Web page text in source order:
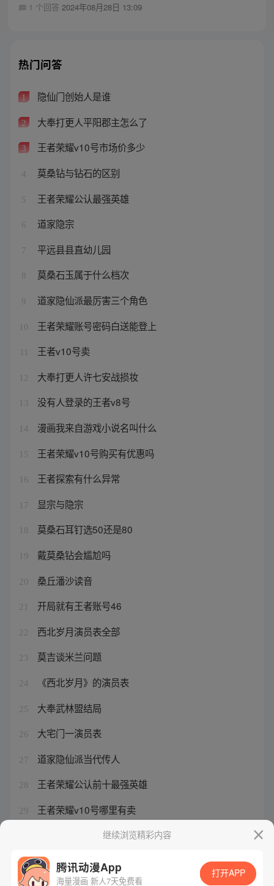
1 个回答 2024年08月28日 13:09
热门问答
1 隐仙门创始人是谁
2 大奉打更人平阳郡主怎么了
3 王者荣耀v10号市场价多少
4 莫桑钻与钻石的区别
5 王者荣耀公认最强英雄
6 道家隐宗
7 平远县县直幼儿园
8 莫桑石玉属于什么档次
9 道家隐仙派最厉害三个角色
10 王者荣耀账号密码白送能登上
王者v10号卖
12 大奉打更人许七安战损妆
13 没有人登录的王者v8号
14 漫画我来自游戏小说名叫什么
15 王者荣耀v10号购买有优惠吗
16 王者探索有什么异常
17 显宗与隐宗
18 莫桑石耳钉选50还是80
19 戴莫桑钻会尴尬吗
20 桑丘潘沙读音
21 开局就有王者账号46
22 西北岁月演员表全部
23 莫吉谈米兰问题
24 《西北岁月》的演员表
25 大奉武林盟结局
26 大宅门一演员表
27 道家隐仙派当代传人
28 王者荣耀公认前十最强英雄
29 王者荣耀v10号哪里有卖
大地幼儿园的收费标准继续浏览精彩内容
腾讯动漫App
海量漫画 新人7天免费看
打开APP